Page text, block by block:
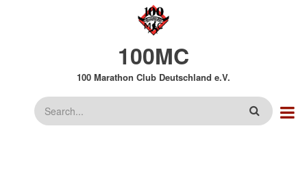
100MC
100 Marathon Club Deutschland e.V.
Suche